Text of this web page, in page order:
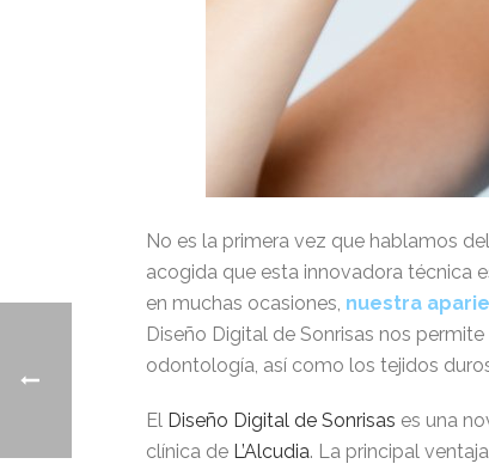
No es la primera vez que hablamos
acogida que esta innovadora técnica
en muchas ocasiones, nuestra
Diseño Digital de Sonrisas nos
odontología, así como los tejidos
El Diseño Digital de Sonrisas es una
clínica de L’Alcudia. La principal